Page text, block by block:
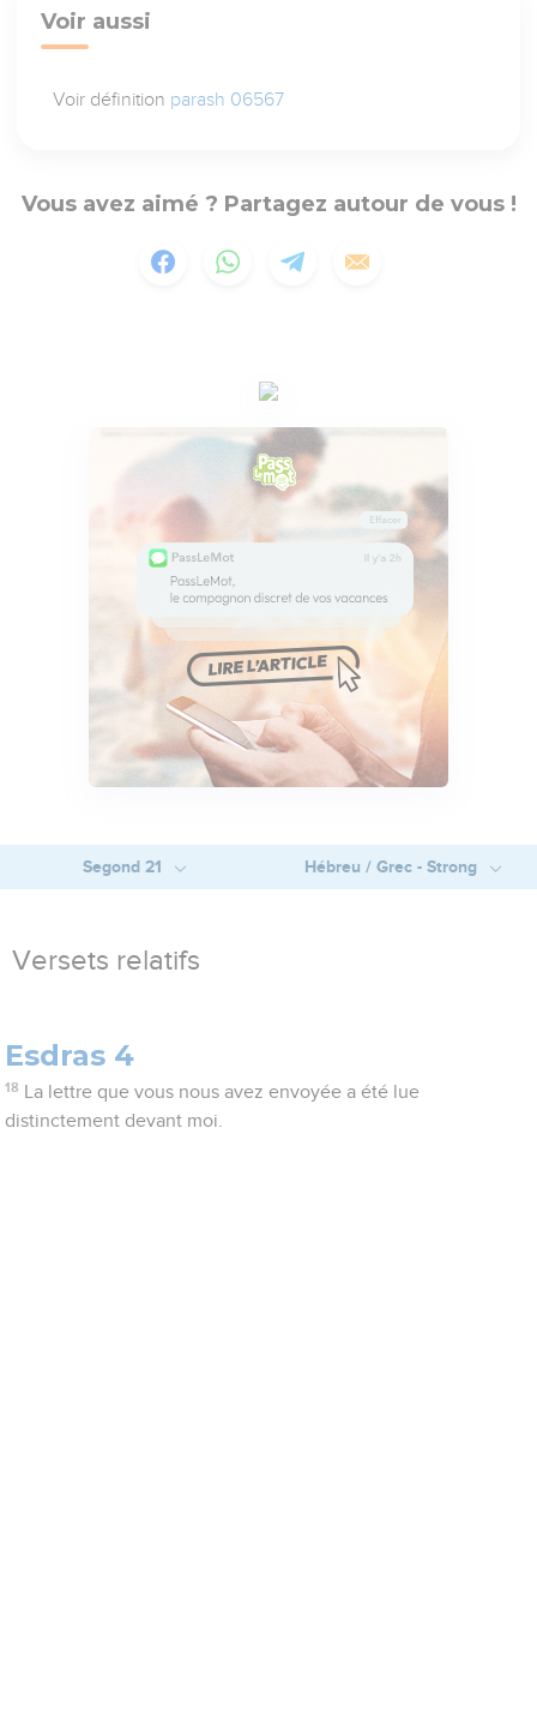
Voir aussi
Voir définition parash 06567
Vous avez aimé ? Partagez autour de vous !
Segond 21 Hébreu / Grec - Strong
Versets relatifs
Esdras 4
18
La lettre que vous nous avez envoyée a été lue
distinctement devant moi.